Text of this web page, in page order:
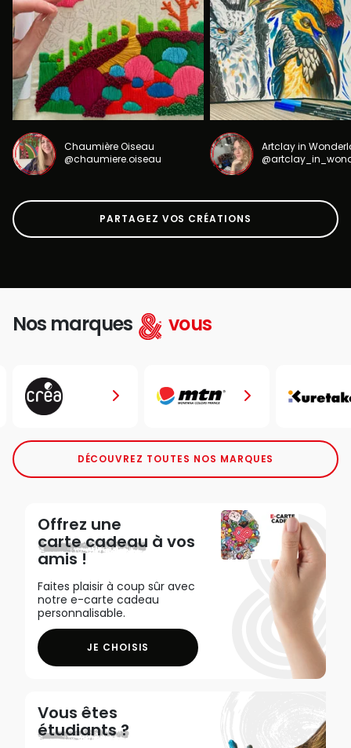
Chaumière Oiseau
@chaumiere.oiseau
Artclay in
PARTAGEZ VOS CRÉATIONS
Nos marques vous
DÉCOUVREZ TOUTES NOS MARQUES
Offrez une
carte cadeau à vos
amis !
Faites plaisir à coup sûr avec
notre e-carte cadeau
personnalisable.
JE CHOISIS
Vous êtes
étudiants ?